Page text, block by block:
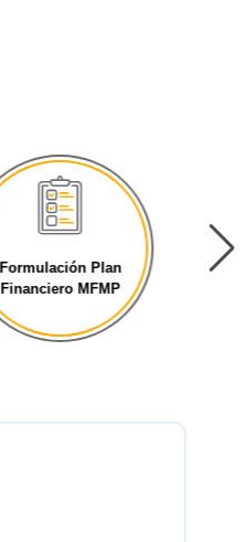
Formulación Plan
Financiero MFMP